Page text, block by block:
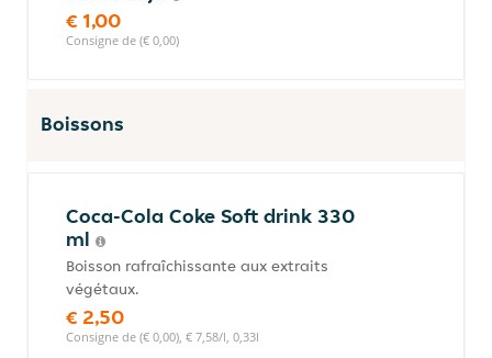
€ 1,00
Consigne de (€ 0,00)
Boissons
Coca-Cola Coke Soft drink 330
ml
Boisson rafraîchissante aux extraits
végétaux.
€ 2,50
Consigne de (€ 0,00), € 7,58/l, 0,33l